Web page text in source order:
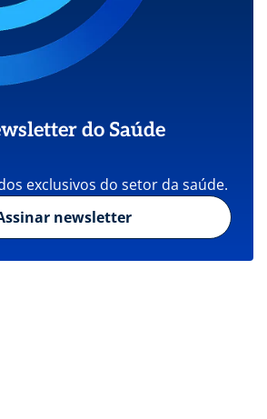
do Saúde
exclusivos do setor da saúde.
newsletter